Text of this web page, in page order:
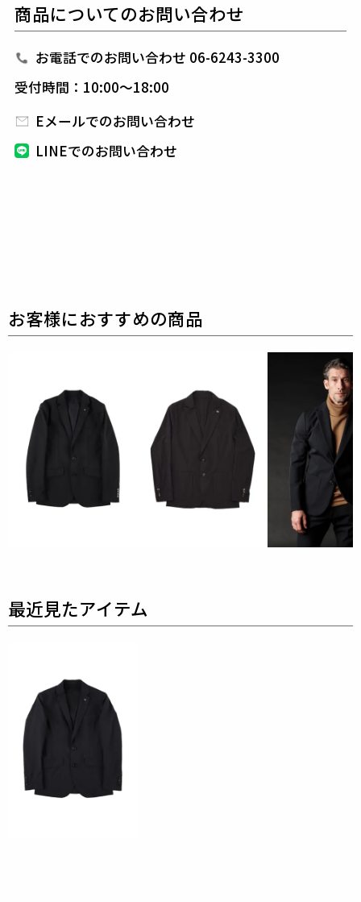
す。また、1piu1uguale3オリジナルの折鶴ピンをラ
ペルに付属しています。インナーはシャツに限らず、
ニットやカットソーと合わせても品格を保つことがで
き、
快適性とドレス性を兼ね備えシーンを選ばない万
能セットアップに仕上げています。
今季はセミピークドラペルのダブルジャケット、ノッ
はテーパードの美しいシルエットと
生産国：日本
NEW DOT AIR®
超軽量二重織り組織のNEW DOT AIR®です。
裏面のド
ット調組織により肌離れが良く、清涼感に特化してお
ります。
特殊技術による非常に小さい通気孔でリップ
ストップ柄を表現。
撥水、ストレッチ性、防シワ性を
備えた多機能素材です。
商品についてのお問い合わせ
お電話でのお問い合わせ 06-6243-3300
受付時間：10:00～18:00
Eメールでのお問い合わせ
LINEでのお問い合わせ